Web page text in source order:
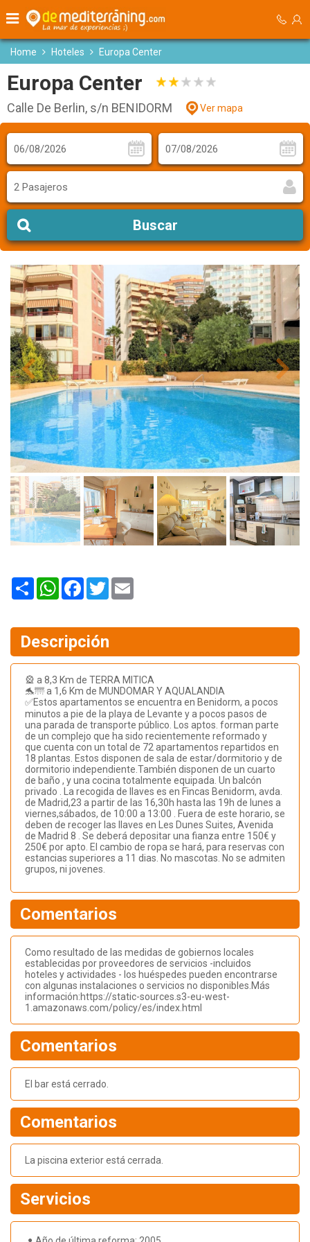
Home Hoteles Europa Center
Europa Center
Calle De Berlin, s/n BENIDORM Ver mapa
2 Pasajeros
Buscar
Share WhatsAppFacebook
Twitter
Descripción
🎡 a 8,3 Km de TERRA MITICA
🐬🌁 a 1,6 Km de MUNDOMAR Y AQUALANDIA
✅Estos apartamentos se encuentra en Benidorm, a pocos
minutos a pie de la playa de Levante y a pocos pasos de
una parada de transporte público. Los aptos. forman parte
de un complejo que ha sido recientemente reformado y
que cuenta con un total de 72 apartamentos repartidos en
18 plantas. Estos disponen de sala de estar/dormitorio y de
dormitorio independiente.También disponen de un cuarto
de baño , y una cocina totalmente equipada. Un balcón
privado . La recogida de llaves es en Fincas Benidorm, avda.
de Madrid,23 a partir de las 16,30h hasta las 19h de lunes a
viernes,sábados, de 10:00 a 13:00 . Fuera de este horario, se
deben de recoger las llaves en Les Dunes Suites, Avenida
de Madrid 8 . Se deberá depositar una fianza entre 150€ y
250€ por apto. El cambio de ropa se hará, para reservas con
estancias superiores a 11 dias. No mascotas. No se admiten
grupos, ni jovenes.
Comentarios
Como resultado de las medidas de gobiernos locales
establecidas por proveedores de servicios -incluidos
hoteles y actividades - los huéspedes pueden encontrarse
con algunas instalaciones o servicios no disponibles.Más
información:https://static-sources.s3-eu-west-
1.amazonaws.com/policy/es/index.html
Comentarios
El bar está cerrado.
Comentarios
La piscina exterior está cerrada.
Servicios